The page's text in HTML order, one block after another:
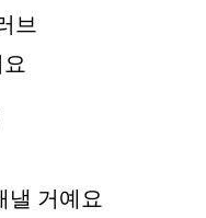
브
낼 거예요